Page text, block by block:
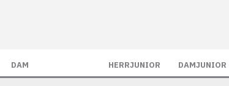
DAM HERRJUNIOR DAMJUNIOR